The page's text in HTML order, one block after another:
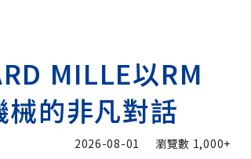
MILLE以RM
的非凡對話
2026-08-01 瀏覽數 1,000+